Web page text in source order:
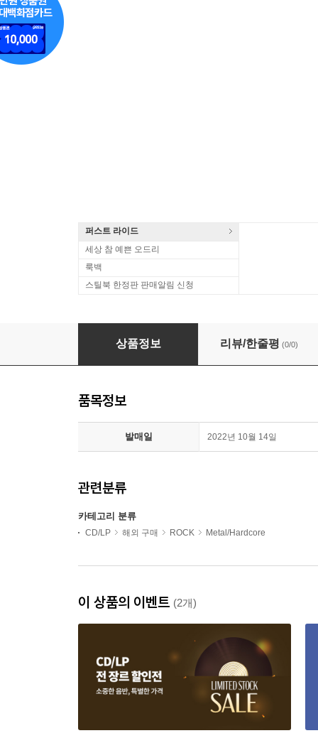
퍼스트 라이드
세상 참 예쁜 오드리
룩백
스틸북 한정판 판매알림 신청
Skid Row - Gang's All Here (180g LP)
상품정보 리뷰/한줄평 (0/0)
품목정보
발매일 2022년 10월 14일
관련분류
카테고리 분류
CD/LP 해외 구매 ROCK Metal/Hardcore
이 상품의 이벤트 (2개)